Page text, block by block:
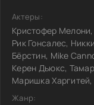
Актеры:
Кристофер
Рик Гонсалес,
Бёрстин, Mike
Керен Дьюкс,
Маришка
Жанр: